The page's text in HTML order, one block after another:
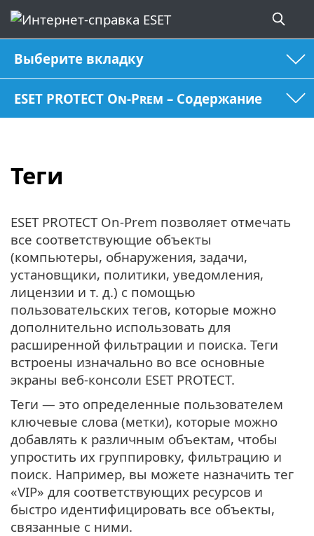
Выберите вкладку
ESET PROTECT On-Prem – Содержание
Теги
ESET PROTECT On-Prem позволяет отмечать
все соответствующие объекты
(компьютеры, обнаружения, задачи,
установщики, политики, уведомления,
лицензии и т. д.) с помощью
пользовательских тегов, которые можно
дополнительно использовать для
расширенной фильтрации и поиска. Теги
встроены изначально во все основные
экраны веб-консоли ESET PROTECT.
Теги — это определенные пользователем
ключевые слова (метки), которые можно
добавлять к различным объектам, чтобы
упростить их группировку, фильтрацию и
поиск. Например, вы можете назначить тег
«VIP» для соответствующих ресурсов и
быстро идентифицировать все объекты,
связанные с ними.